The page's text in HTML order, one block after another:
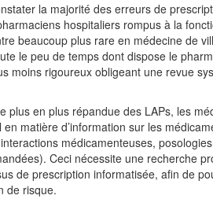
la majorité des erreurs de
hospitaliers rompus à la
beaucoup plus rare en médecine de
le peu de temps dont dispose le
moins rigoureux obligeant une revue
plus en plus répandue des LAPs, les
matière d’information sur les
médicamenteuses,
Ceci nécessite une recherche
de prescription informatisée, afin de
de risque.